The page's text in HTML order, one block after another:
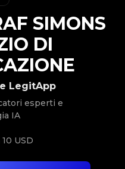
LegitApp
esperti e
IA
10 USD
SIMONS
DI